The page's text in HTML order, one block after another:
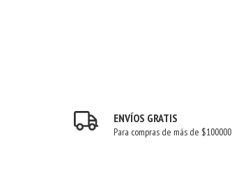
ENVÍOS GRATIS
Para compras de más de $100000